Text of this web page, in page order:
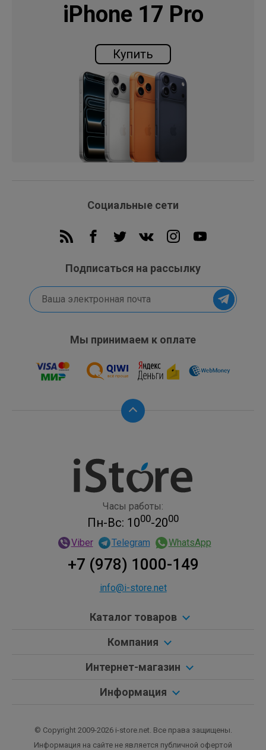
iPhone 17 Pro
Купить
Социальные сети
Подписаться на рассылку
Мы принимаем к оплате
Часы работы:
Пн-Вс: 1000-2000
Viber Telegram WhatsApp
+7 (978) 1000-149
info@i-store.net
Каталог товаров
Компания
Интернет-магазин
Информация
© Copyright 2009-2026 i-store.net. Все права защищены.
Информация на сайте не является публичной офертой